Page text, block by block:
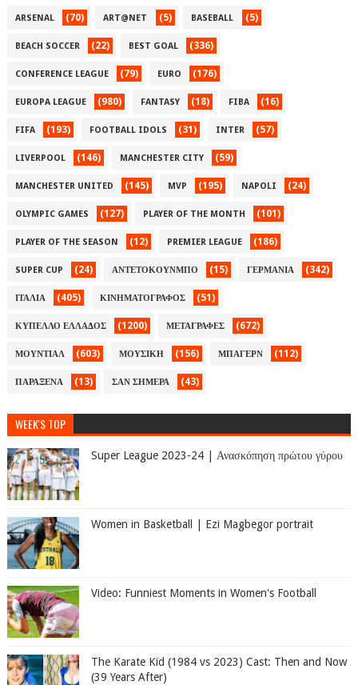
ARSENAL (70) ART@NET (5) BASEBALL (5)
BEACH SOCCER (22) BEST GOAL (336)
CONFERENCE LEAGUE (79) EURO (176)
EUROPA LEAGUE (980) FANTASY (18) FIBA (16)
FIFA (193) FOOTBALL IDOLS (31) INTER (57)
LIVERPOOL (146) MANCHESTER CITY (59)
MANCHESTER UNITED (145) MVP (195) NAPOLI (24)
OLYMPIC GAMES (127) PLAYER OF THE MONTH (101)
PLAYER OF THE SEASON (12) PREMIER LEAGUE (186)
SUPER CUP (24) ΑΝΤΕΤΟΚΟΥΝΜΠΟ (15) ΓΕΡΜΑΝΙΑ (342)
ΙΤΑΛΙΑ (405) ΚΙΝΗΜΑΤΟΓΡΑΦΟΣ (51)
ΚΥΠΕΛΛΟ ΕΛΛΑΔΟΣ (1200) ΜΕΤΑΓΡΑΦΕΣ (672)
ΜΟΥΝΤΙΑΛ (603) ΜΟΥΣΙΚΗ (156) ΜΠΑΓΕΡΝ (112)
ΠΑΡΑΞΕΝΑ (13) ΣΑΝ ΣΗΜΕΡΑ (43)
WEEK'S TOP
Super League 2023-24 | Ανασκόπηση πρώτου γύρου
Women in Basketball | Ezi Magbegor portrait
Video: Funniest Moments in Women's Football
The Karate Kid (1984 vs 2023) Cast: Then and Now
(39 Years After)